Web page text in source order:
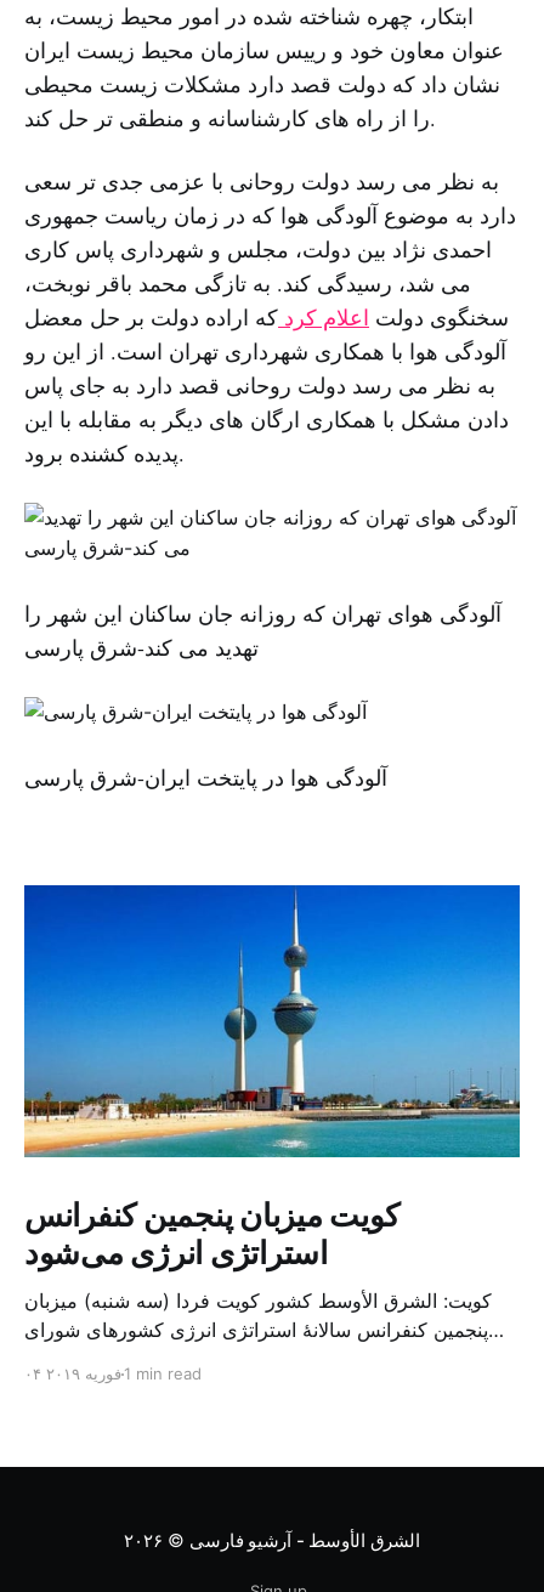
ابتکار، چهره شناخته شده در امور محیط زیست، به
عنوان معاون خود و رییس سازمان محیط زیست ایران
نشان داد که دولت قصد دارد مشکلات زیست محیطی
را از راه های کارشناسانه و منطقی تر حل کند.
به نظر می رسد دولت روحانی با عزمی جدی تر سعی
دارد به موضوع آلودگی هوا که در زمان ریاست جمهوری
احمدی نژاد بین دولت، مجلس و شهرداری پاس کاری
می شد، رسیدگی کند. به تازگی محمد باقر نوبخت،
سخنگوی دولت اعلام کرد که اراده دولت بر حل معضل
آلودگی هوا با همکاری شهرداری تهران است. از این رو
به نظر می رسد دولت روحانی قصد دارد به جای پاس
دادن مشکل با همکاری ارگان های دیگر به مقابله با این
پدیده کشنده برود.
آلودگی هوای تهران که روزانه جان ساکنان این شهر را
تهدید می کند-شرق پارسی
آلودگی هوا در پایتخت ایران-شرق پارسی
کویت میزبان پنجمین کنفرانس
استراتژی انرژی می‌شود
کویت: الشرق الأوسط کشور کویت فردا (سه شنبه) میزبان
پنجمین کنفرانس سالانهٔ استراتژی انرژی کشورهای شورای
متخصص از شرکت‌های جهانی نفت و گاز در این کنفرانس
۰۴ فوریه ۲۰۱۹1 min read
الشرق الأوسط - آرشیو فارسی © ۲۰۲۶